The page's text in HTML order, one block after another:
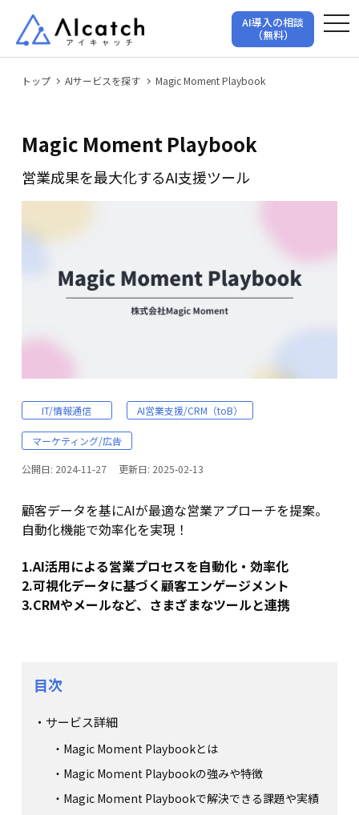
AI導入の相談
（無料）
t
o
g
トップ AIサービスを探す Magic Moment Playbook
Magic Moment Playbook
営業成果を最大化するAI支援ツール
IT/情報通信 AI営業支援/CRM（toB）
マーケティング/広告
公開日: 2024-11-27 更新日: 2025-02-13
顧客データを基にAIが最適な営業アプローチを提案。
自動化機能で効率化を実現！
1.AI活用による営業プロセスを自動化・効率化
2.可視化データに基づく顧客エンゲージメント
3.CRMやメールなど、さまざまなツールと連携
目次
サービス詳細
Magic Moment Playbookとは
Magic Moment Playbookの強みや特徴
Magic Moment Playbookで解決できる課題や実績